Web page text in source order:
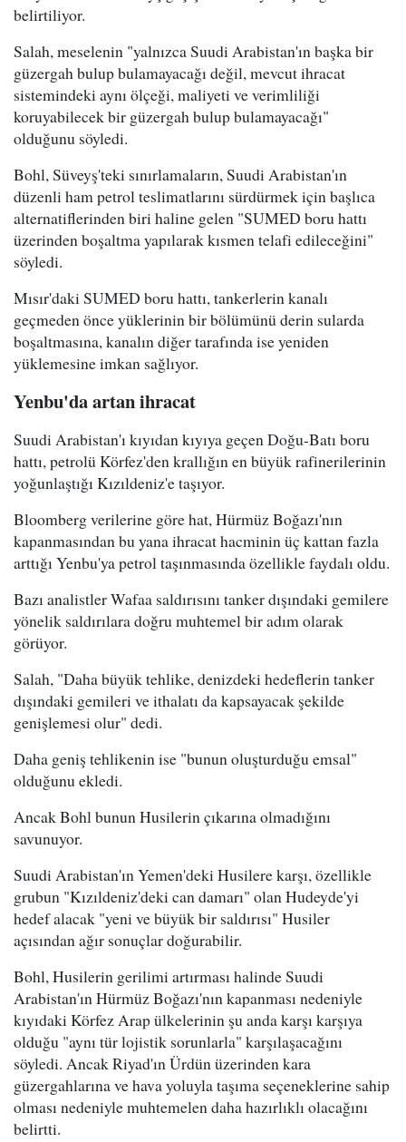
belirtiliyor.
Salah, meselenin "yalnızca Suudi Arabistan'ın başka bir
güzergah bulup bulamayacağı değil, mevcut ihracat
sistemindeki aynı ölçeği, maliyeti ve verimliliği
koruyabilecek bir güzergah bulup bulamayacağı"
olduğunu söyledi.
Bohl, Süveyş'teki sınırlamaların, Suudi Arabistan'ın
düzenli ham petrol teslimatlarını sürdürmek için başlıca
alternatiflerinden biri haline gelen "SUMED boru hattı
üzerinden boşaltma yapılarak kısmen telafi edileceğini"
söyledi.
Mısır'daki SUMED boru hattı, tankerlerin kanalı
geçmeden önce yüklerinin bir bölümünü derin sularda
boşaltmasına, kanalın diğer tarafında ise yeniden
yüklemesine imkan sağlıyor.
Yenbu'da artan ihracat
Suudi Arabistan'ı kıyıdan kıyıya geçen Doğu-Batı boru
hattı, petrolü Körfez'den krallığın en büyük rafinerilerinin
yoğunlaştığı Kızıldeniz'e taşıyor.
Bloomberg verilerine göre hat, Hürmüz Boğazı'nın
kapanmasından bu yana ihracat hacminin üç kattan fazla
arttığı Yenbu'ya petrol taşınmasında özellikle faydalı oldu.
Bazı analistler Wafaa saldırısını tanker dışındaki gemilere
yönelik saldırılara doğru muhtemel bir adım olarak
görüyor.
Salah, "Daha büyük tehlike, denizdeki hedeflerin tanker
dışındaki gemileri ve ithalatı da kapsayacak şekilde
genişlemesi olur" dedi.
Daha geniş tehlikenin ise "bunun oluşturduğu emsal"
olduğunu ekledi.
Ancak Bohl bunun Husilerin çıkarına olmadığını
savunuyor.
Suudi Arabistan'ın Yemen'deki Husilere karşı, özellikle
grubun "Kızıldeniz'deki can damarı" olan Hudeyde'yi
hedef alacak "yeni ve büyük bir saldırısı" Husiler
açısından ağır sonuçlar doğurabilir.
Bohl, Husilerin gerilimi artırması halinde Suudi
Arabistan'ın Hürmüz Boğazı'nın kapanması nedeniyle
kıyıdaki Körfez Arap ülkelerinin şu anda karşı karşıya
olduğu "aynı tür lojistik sorunlarla" karşılaşacağını
söyledi. Ancak Riyad'ın Ürdün üzerinden kara
güzergahlarına ve hava yoluyla taşıma seçeneklerine sahip
olması nedeniyle muhtemelen daha hazırlıklı olacağını
belirtti.